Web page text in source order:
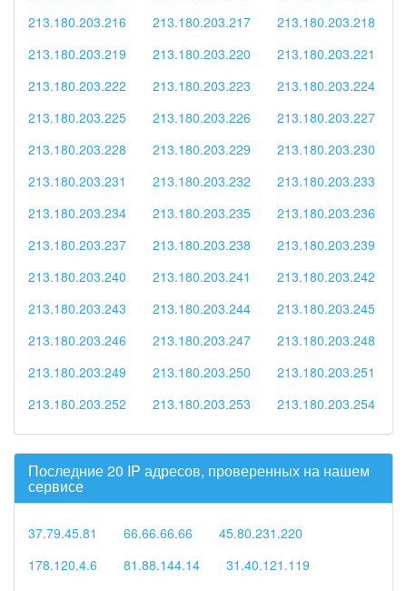
213.180.203.216
213.180.203.217
213.180.203.218
213.180.203.219
213.180.203.220
213.180.203.221
213.180.203.222
213.180.203.223
213.180.203.224
213.180.203.225
213.180.203.226
213.180.203.227
213.180.203.228
213.180.203.229
213.180.203.230
213.180.203.231
213.180.203.232
213.180.203.233
213.180.203.234
213.180.203.235
213.180.203.236
213.180.203.237
213.180.203.238
213.180.203.239
213.180.203.240
213.180.203.241
213.180.203.242
213.180.203.243
213.180.203.244
213.180.203.245
213.180.203.246
213.180.203.247
213.180.203.248
213.180.203.249
213.180.203.250
213.180.203.251
213.180.203.252
213.180.203.253 213.180.203.254
Последние 20 IP адресов, проверенных на нашем
сервисе
37.79.45.81 66.66.66.66
45.80.231.220
178.120.4.6
81.88.144.14
31.40.121.119